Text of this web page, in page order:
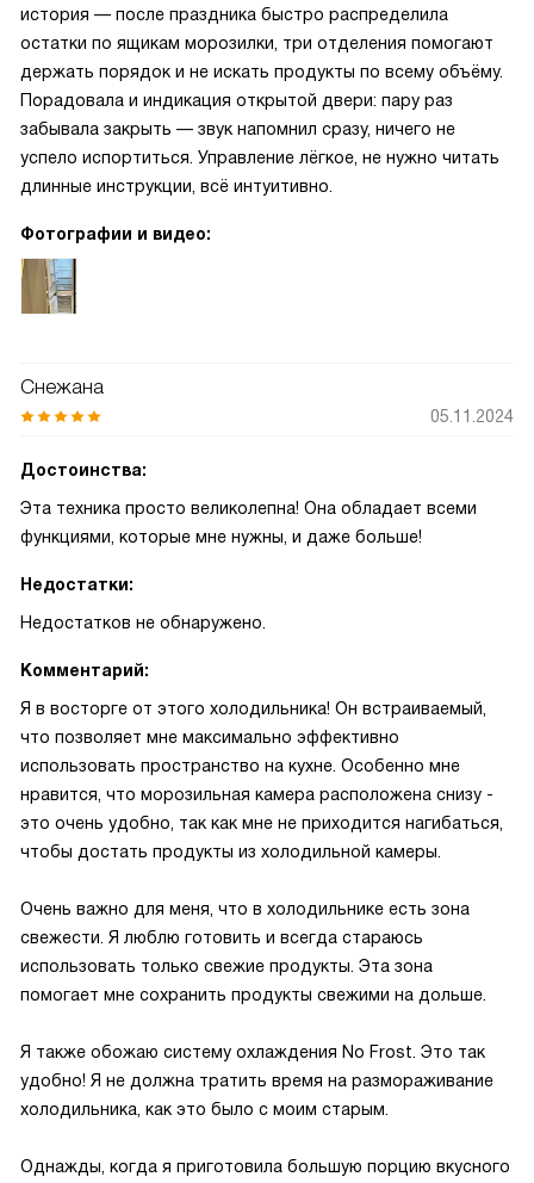
история — после праздника быстро распределила
остатки по ящикам морозилки, три отделения помогают
держать порядок и не искать продукты по всему объёму.
Порадовала и индикация открытой двери: пару раз
забывала закрыть — звук напомнил сразу, ничего не
успело испортиться. Управление лёгкое, не нужно читать
длинные инструкции, всё интуитивно.
Фотографии и видео:
Снежана
05.11.2024
Достоинства:
Эта техника просто великолепна! Она обладает всеми
функциями, которые мне нужны, и даже больше!
Недостатки:
Недостатков не обнаружено.
Комментарий:
Я в восторге от этого холодильника! Он встраиваемый,
что позволяет мне максимально эффективно
использовать пространство на кухне. Особенно мне
нравится, что морозильная камера расположена снизу -
это очень удобно, так как мне не приходится нагибаться,
чтобы достать продукты из холодильной камеры.
Очень важно для меня, что в холодильнике есть зона
свежести. Я люблю готовить и всегда стараюсь
использовать только свежие продукты. Эта зона
помогает мне сохранить продукты свежими на дольше.
Я также обожаю систему охлаждения No Frost. Это так
удобно! Я не должна тратить время на размораживание
холодильника, как это было с моим старым.
Однажды, когда я приготовила большую порцию вкусного